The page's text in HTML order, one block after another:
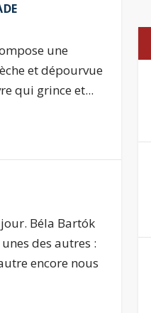
une
et dépourvue
qui grince et...
Béla Bartók
des autres :
encore nous